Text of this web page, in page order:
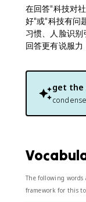
在回答"科技对
好"或"科技有问
习惯、人脸识
回答更有说服力
get the
The following
framework for this